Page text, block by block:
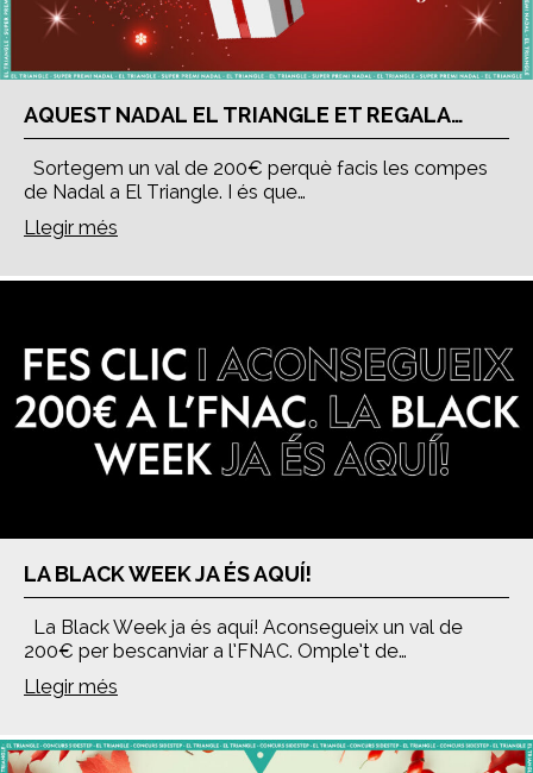
AQUEST NADAL EL TRIANGLE ET REGALA…
Sortegem un val de 200€ perquè facis les compes
de Nadal a El Triangle. I és que…
Llegir més
LA BLACK WEEK JA ÉS AQUÍ!
La Black Week ja és aquí! Aconsegueix un val de
200€ per bescanviar a l’FNAC. Omple’t de…
Llegir més